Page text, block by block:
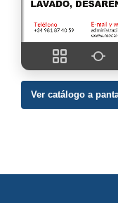
Ver catálogo a